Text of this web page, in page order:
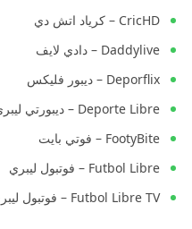
CricHD – كرياد اتش دي
Daddylive – دادي لايف
Deporflix – ديبور فليكس
Deporte Libre – ديبورتي ليبري
FootyBite – فوتي بايت
Futbol Libre – فوتبول ليبري
Futbol Libre TV – فوتبول ليبري تي في